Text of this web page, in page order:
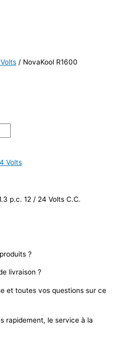
/ NovaKool R1600
Volts
p.c. 12 / 24 Volts C.C.
?
livraison ?
et toutes vos questions sur ce
rapidement, le service à la